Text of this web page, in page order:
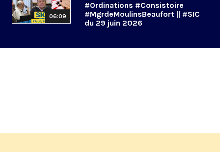
06:09
#Ordinations #Consistoire
#MgrdeMoulinsBeaufort || #SIC
du 29 juin 2026